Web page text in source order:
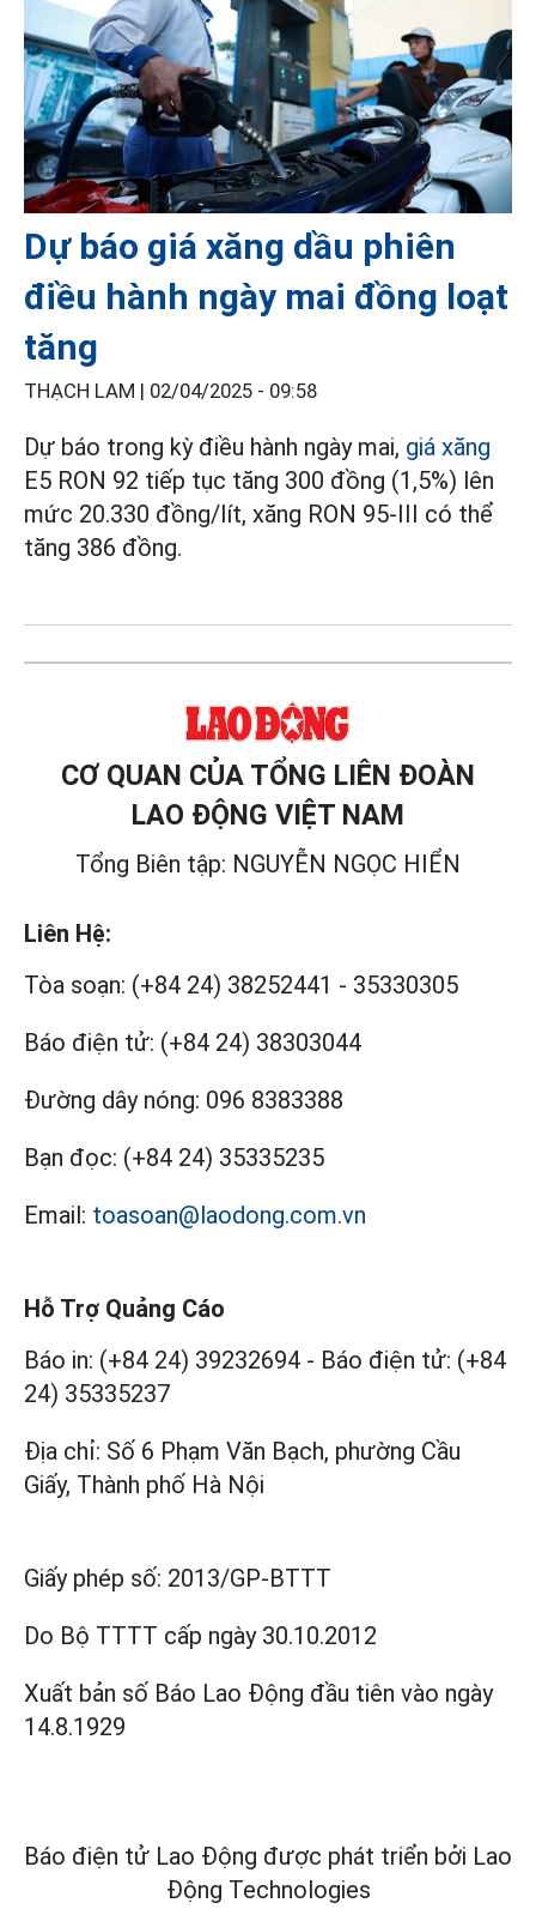
Dự báo giá xăng dầu phiên
điều hành ngày mai đồng loạt
tăng
THẠCH LAM | 02/04/2025 - 09:58
Dự báo trong kỳ điều hành ngày mai, giá xăng
E5 RON 92 tiếp tục tăng 300 đồng (1,5%) lên
mức 20.330 đồng/lít, xăng RON 95-III có thể
tăng 386 đồng.
CƠ QUAN CỦA TỔNG LIÊN ĐOÀN
LAO ĐỘNG VIỆT NAM
Tổng Biên tập: NGUYỄN NGỌC HIỂN
Liên Hệ:
Tòa soạn: (+84 24) 38252441 - 35330305
Báo điện tử: (+84 24) 38303044
Đường dây nóng: 096 8383388
Bạn đọc: (+84 24) 35335235
Email: toasoan@laodong.com.vn
Hỗ Trợ Quảng Cáo
Báo in: (+84 24) 39232694 - Báo điện tử: (+84
24) 35335237
Địa chỉ: Số 6 Phạm Văn Bạch, phường Cầu
Giấy, Thành phố Hà Nội
Giấy phép số: 2013/GP-BTTT
Do Bộ TTTT cấp ngày 30.10.2012
Xuất bản số Báo Lao Động đầu tiên vào ngày
14.8.1929
Báo điện tử Lao Động được phát triển bởi Lao
Động Technologies